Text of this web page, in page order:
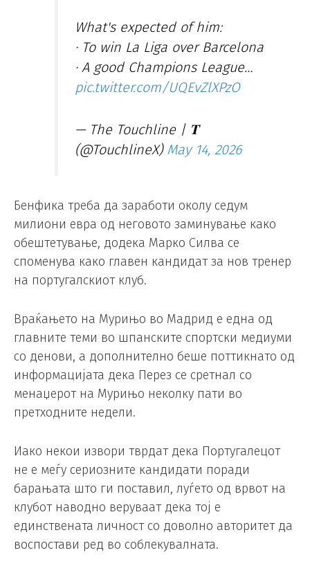
What's expected of him:
· To win La Liga over Barcelona
· A good Champions League…
pic.twitter.com/UQEvZlXPzO
— The Touchline | 𝐓
(@TouchlineX) May 14, 2026
Бенфика треба да заработи околу седум
милиони евра од неговото заминување како
обештетување, додека Марко Силва се
споменува како главен кандидат за нов тренер
на португалскиот клуб.
Враќањето на Мурињо во Мадрид е една од
главните теми во шпанските спортски медиуми
со денови, а дополнително беше поттикнато од
информацијата дека Перез се сретнал со
менаџерот на Мурињо неколку пати во
претходните недели.
Иако некои извори тврдат дека Португалецот
не е меѓу сериозните кандидати поради
барањата што ги поставил, луѓето од врвот на
клубот наводно веруваат дека тој е
единствената личност со доволно авторитет да
воспостави ред во соблекувалната.